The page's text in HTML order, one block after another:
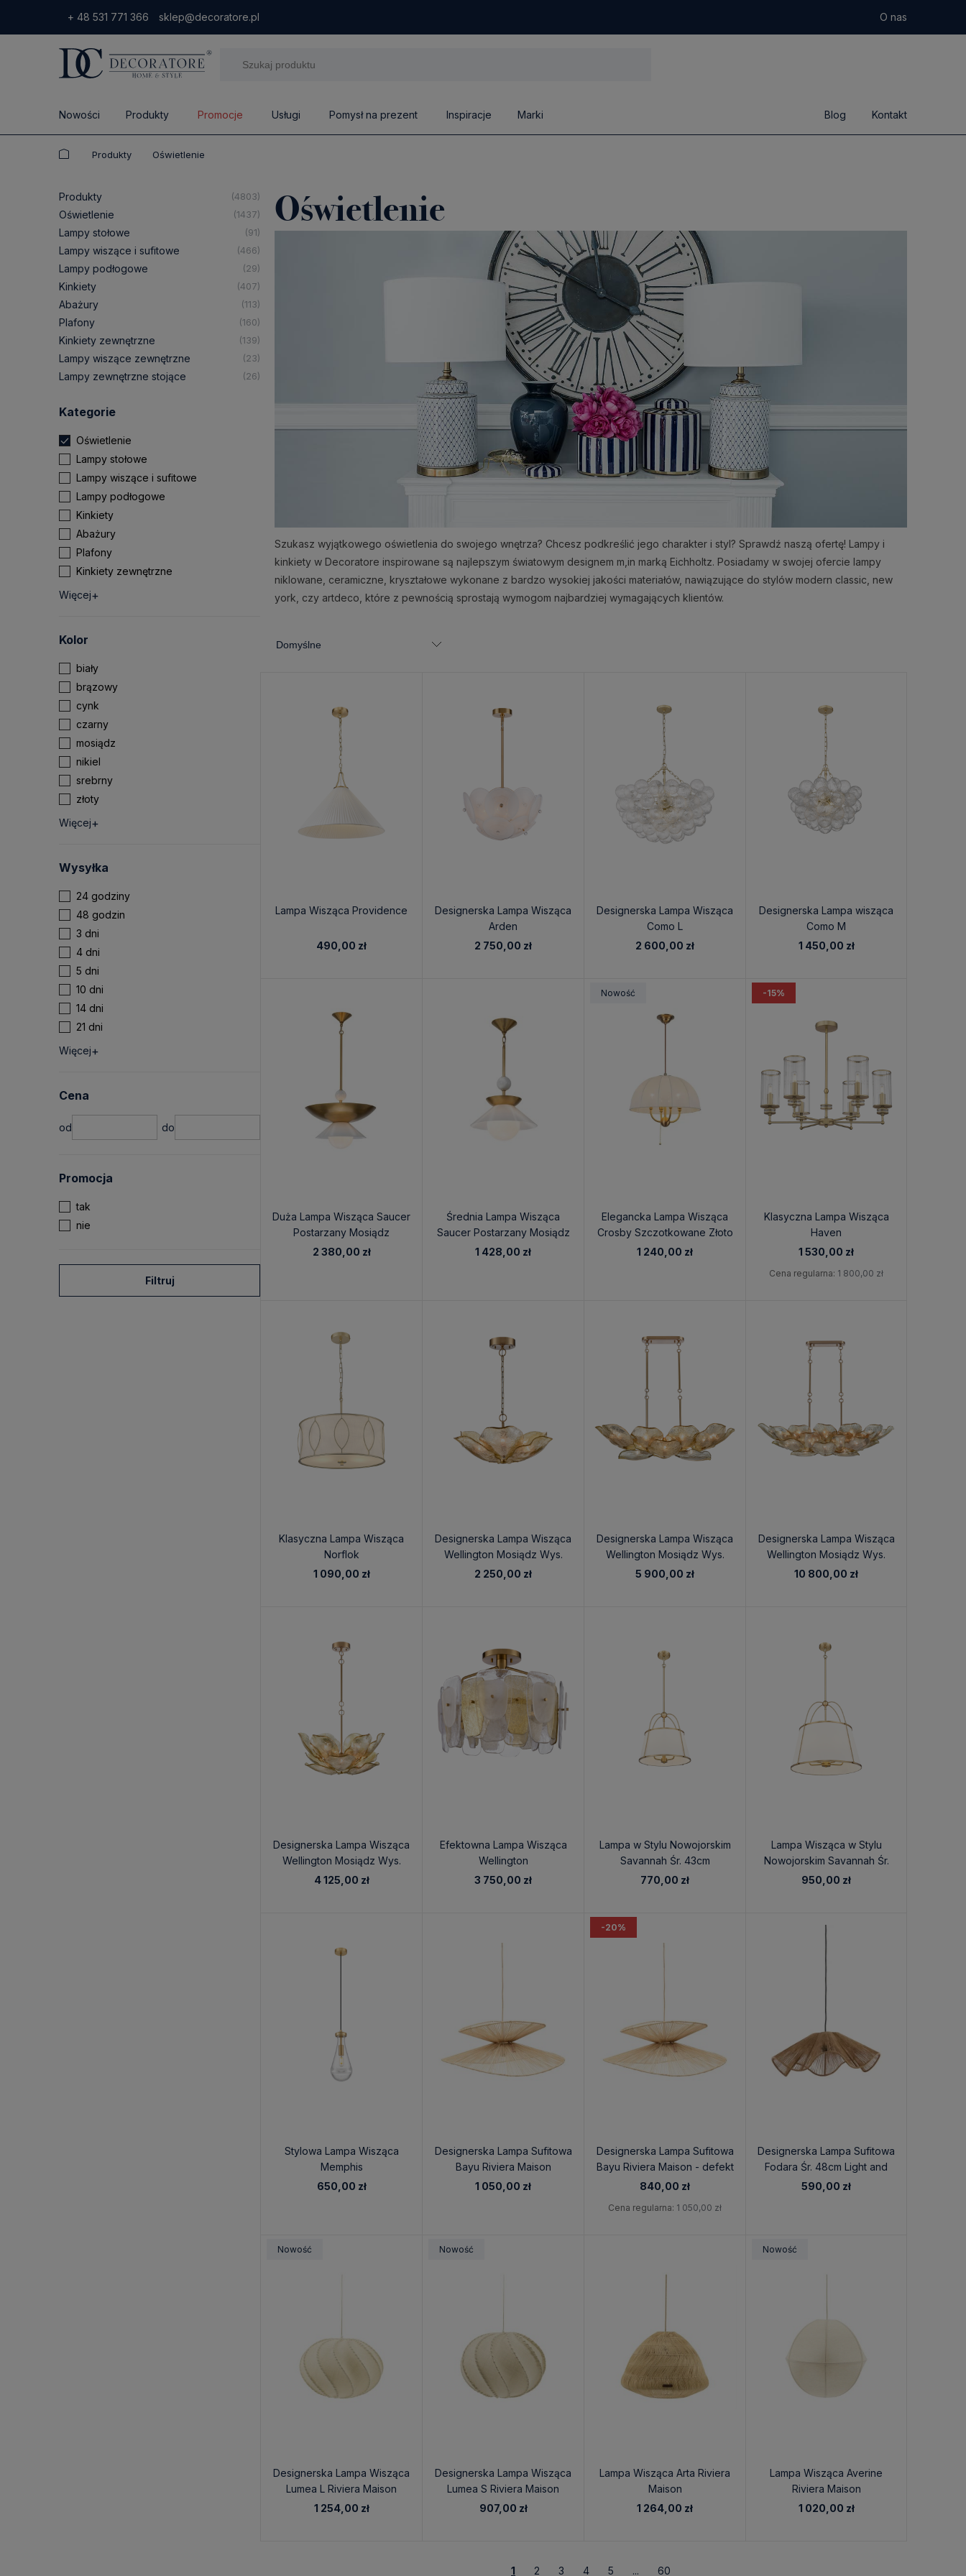
+ 48 531 771 366 sklep@decoratore.pl O nas
Nowości Produkty Promocje Usługi Pomysł na prezent Inspiracje Marki Blog Kontakt
Produkty Oświetlenie
Produkty (4803)
Oświetlenie (1437)
Lampy stołowe (91)
Lampy wiszące i sufitowe (466)
Lampy podłogowe (29)
Kinkiety (407)
Abażury (113)
Plafony (160)
Kinkiety zewnętrzne (139)
Lampy wiszące zewnętrzne (23)
Lampy zewnętrzne stojące (26)
Kategorie
Oświetlenie
Lampy stołowe
Lampy wiszące i sufitowe
Lampy podłogowe
Kinkiety
Abażury
Plafony
Kinkiety zewnętrzne
Więcej
Kolor
biały
brązowy
cynk
czarny
mosiądz
nikiel
srebrny
złoty
Więcej
Wysyłka
24 godziny
48 godzin
3 dni
4 dni
5 dni
10 dni
14 dni
21 dni
Więcej
Cena
Promocja
tak
nie
Filtruj
Oświetlenie
Szukasz wyjątkowego oświetlenia do swojego wnętrza? Chcesz podkreślić jego charakter i styl? Sprawdź naszą ofertę! Lampy i
kinkiety w Decoratore inspirowane są najlepszym światowym designem m,in marką Eichholtz. Posiadamy w swojej ofercie lampy
niklowane, ceramiczne, kryształowe wykonane z bardzo wysokiej jakości materiałów, nawiązujące do stylów modern classic, new
york, czy artdeco, które z pewnością sprostają wymogom najbardziej wymagających klientów.
Lampa Wisząca Providence
490,00 zł
Designerska Lampa Wisząca
Arden
2 750,00 zł
Designerska Lampa Wisząca
Como L
2 600,00 zł
Designerska Lampa wisząca
Como M
1 450,00 zł
Duża Lampa Wisząca Saucer
Postarzany Mosiądz
2 380,00 zł
Średnia Lampa Wisząca
Saucer Postarzany Mosiądz
1 428,00 zł
Elegancka Lampa Wisząca
Crosby Szczotkowane Złoto
1 240,00 zł
Nowość
Klasyczna Lampa Wisząca
Haven
1 530,00 zł
Cena regularna: 1 800,00 zł
-15%
Klasyczna Lampa Wisząca
Norflok
1 090,00 zł
Designerska Lampa Wisząca
Wellington Mosiądz Wys.
22,5cm
2 250,00 zł
Designerska Lampa Wisząca
Wellington Mosiądz Wys.
27cm
5 900,00 zł
Designerska Lampa Wisząca
Wellington Mosiądz Wys.
35cm
10 800,00 zł
Designerska Lampa Wisząca
Wellington Mosiądz Wys.
55cm
4 125,00 zł
Efektowna Lampa Wisząca
Wellington
3 750,00 zł
Lampa w Stylu Nowojorskim
Savannah Śr. 43cm
770,00 zł
Lampa Wisząca w Stylu
Nowojorskim Savannah Śr.
60cm
950,00 zł
Stylowa Lampa Wisząca
Memphis
650,00 zł
Designerska Lampa Sufitowa
Bayu Riviera Maison
1 050,00 zł
Designerska Lampa Sufitowa
Bayu Riviera Maison - defekt
840,00 zł
Cena regularna: 1 050,00 zł
-20%
Designerska Lampa Sufitowa
Fodara Śr. 48cm Light and
Living
590,00 zł
Designerska Lampa Wisząca
Lumea L Riviera Maison
1 254,00 zł
Nowość
Designerska Lampa Wisząca
Lumea S Riviera Maison
907,00 zł
Nowość
Lampa Wisząca Arta Riviera
Maison
1 264,00 zł
Lampa Wisząca Averine
Riviera Maison
1 020,00 zł
Nowość
1 2 3 4 5 ... 60